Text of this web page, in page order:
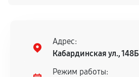
Адрес:
Кабардинская ул., 148Б
Режим работы: